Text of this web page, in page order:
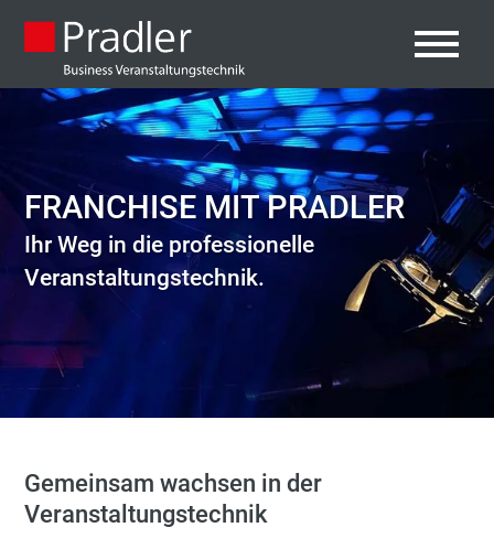
FRANCHISE MIT PRADLER
Ihr Weg in die professionelle
Veranstaltungstechnik.
Gemeinsam wachsen in der
Veranstaltungstechnik